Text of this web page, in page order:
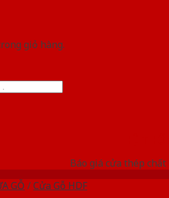
giỏ hàng.
Báo giá cửa thép
GỖ /Cửa Gỗ HDF